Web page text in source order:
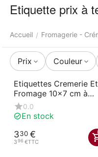
Etiquette prix à
Accueil / Fromagerie -
Prix Couleur
Etiquettes Cremerie
Fromage 10x7 cm à
Texte
0.0
En stock
330 €
396 €TTC